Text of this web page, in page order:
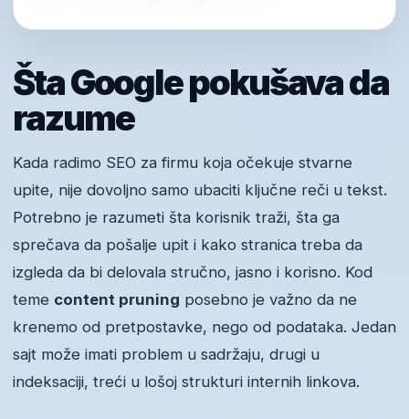
Šta Google pokušava da
razume
Kada radimo SEO za firmu koja očekuje stvarne
upite, nije dovoljno samo ubaciti ključne reči u tekst.
Potrebno je razumeti šta korisnik traži, šta ga
sprečava da pošalje upit i kako stranica treba da
izgleda da bi delovala stručno, jasno i korisno. Kod
teme content pruning posebno je važno da ne
krenemo od pretpostavke, nego od podataka. Jedan
sajt može imati problem u sadržaju, drugi u
indeksaciji, treći u lošoj strukturi internih linkova.